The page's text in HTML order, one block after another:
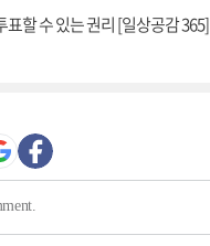
표할 수 있는 권리 [일상공감 365]